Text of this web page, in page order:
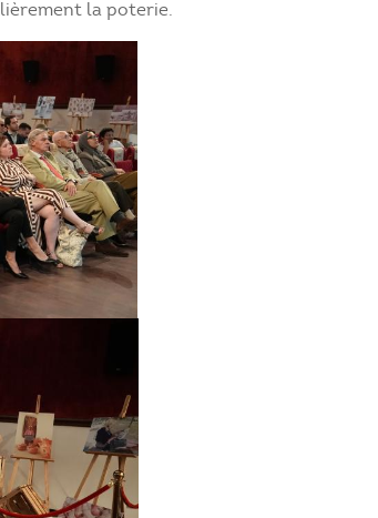
la poterie.